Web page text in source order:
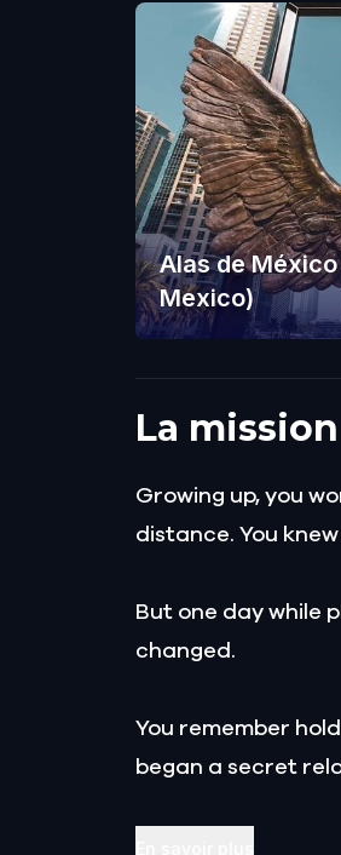
Alas de
Mexico)
La
Growing up, you
distance. You
But one day while
changed.
You remember
began a secret